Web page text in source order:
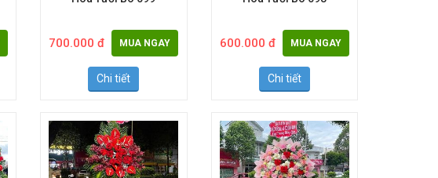
700.000 đ MUA NGAY 600.000 đ MUA NGAY